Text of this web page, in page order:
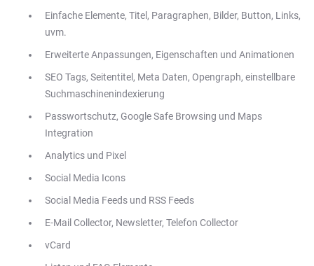
Einfache Elemente, Titel, Paragraphen, Bilder, Button, Links,
uvm.
Erweiterte Anpassungen, Eigenschaften und Animationen
SEO Tags, Seitentitel, Meta Daten, Opengraph, einstellbare
Suchmaschinenindexierung
Passwortschutz, Google Safe Browsing und Maps
Integration
Analytics und Pixel
Social Media Icons
Social Media Feeds und RSS Feeds
E-Mail Collector, Newsletter, Telefon Collector
vCard